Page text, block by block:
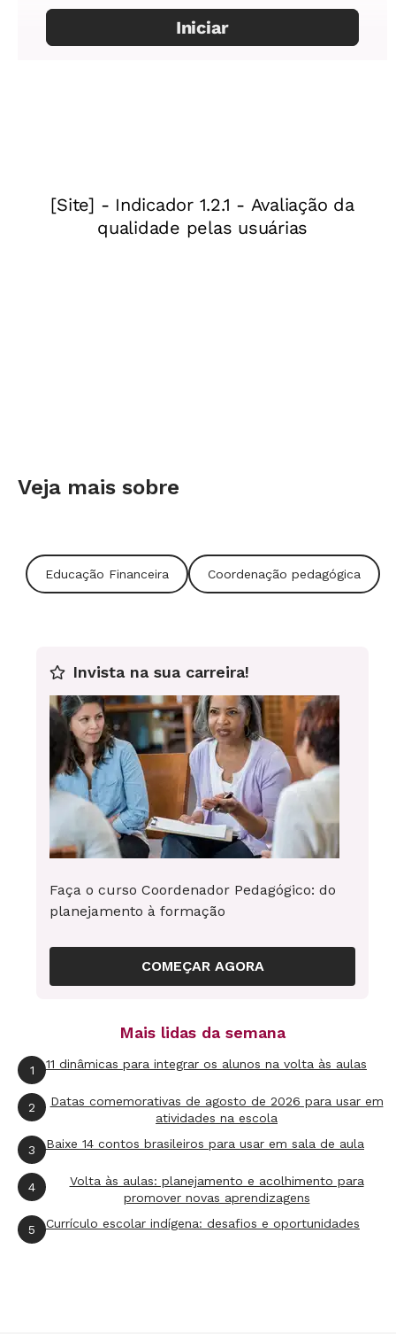
Veja mais sobre
Educação Financeira Coordenação pedagógica
Invista na sua carreira!
Faça o curso Coordenador Pedagógico: do
planejamento à formação
COMEÇAR AGORA
Mais lidas da semana
1 11 dinâmicas para integrar os alunos na volta às aulas
2
Datas comemorativas de agosto de 2026 para usar em
atividades na escola
3 Baixe 14 contos brasileiros para usar em sala de aula
4
Volta às aulas: planejamento e acolhimento para
promover novas aprendizagens
5 Currículo escolar indígena: desafios e oportunidades